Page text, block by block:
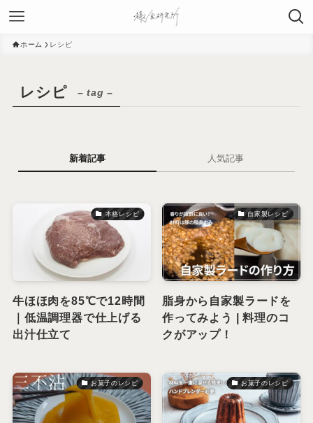
ホーム レシピ
レシピ – tag –
新着記事 人気記事
本格レシピ
牛ほほ肉を85℃で12時間
｜低温調理器で仕上げる
出汁仕立て
自家製レシピ
脂身から自家製ラードを
作ってみよう | 料理のコ
クがアップ！
お菓子のレシピ お菓子のレシピ